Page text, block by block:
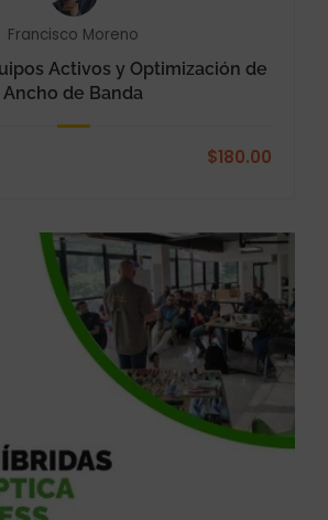
Francisco Moreno
Activos y Optimización de
Ancho de Banda
$180.00